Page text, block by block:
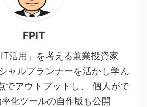
FPIT
活用」を考える兼業投資家
ャルプランナーを活かし学ん
でアウトプットし、 個人がで
化ツールの自作版も公開